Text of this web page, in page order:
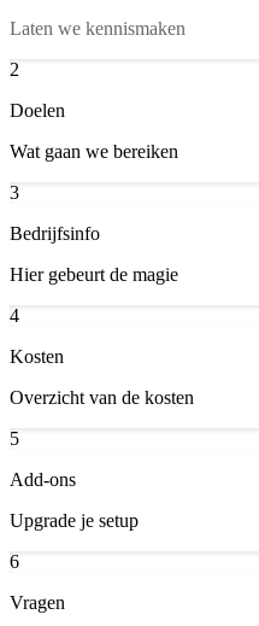
Laten we kennismaken
2
Doelen
Wat gaan we bereiken
3
Bedrijfsinfo
Hier gebeurt de magie
4
Kosten
Overzicht van de kosten
5
Add-ons
Upgrade je setup
6
Vragen